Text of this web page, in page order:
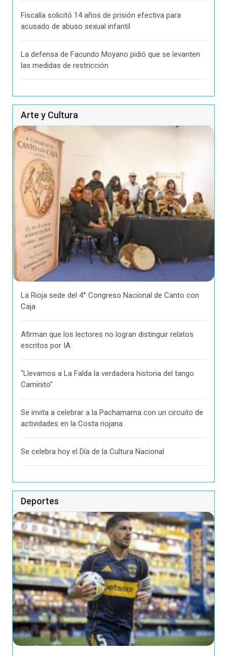
Fiscalía solicitó 14 años de prisión efectiva para
acusado de abuso sexual infantil
La defensa de Facundo Moyano pidió que se levanten
las medidas de restricción
Arte y Cultura
La Rioja sede del 4° Congreso Nacional de Canto con
Caja
Afirman que los lectores no logran distinguir relatos
escritos por IA
"Llevamos a La Falda la verdadera historia del tango
Caminito"
Se invita a celebrar a la Pachamama con un circuito de
actividades en la Costa riojana
Se celebra hoy el Día de la Cultura Nacional
Deportes